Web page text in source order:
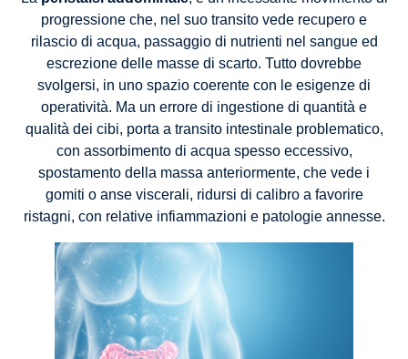
progressione che, nel suo transito vede recupero e
rilascio di acqua, passaggio di nutrienti nel sangue ed
escrezione delle masse di scarto. Tutto dovrebbe
svolgersi, in uno spazio coerente con le esigenze di
operatività. Ma un errore di ingestione di quantità e
qualità dei cibi, porta a transito intestinale problematico,
con assorbimento di acqua spesso eccessivo,
spostamento della massa anteriormente, che vede i
gomiti o anse viscerali, ridursi di calibro a favorire
ristagni, con relative infiammazioni e patologie annesse.